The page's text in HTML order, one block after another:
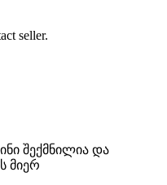
seller.
შექმნილია და
მიერ